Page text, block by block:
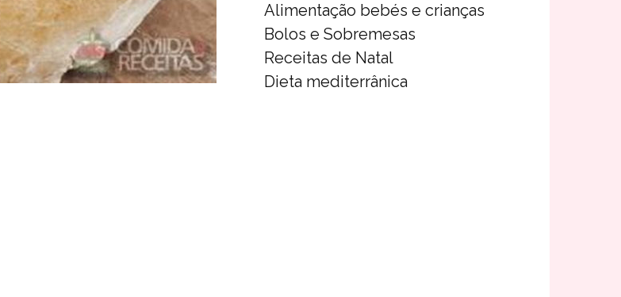
Alimentação bebés e crianças
Bolos e Sobremesas
Receitas de Natal
Dieta mediterrânica